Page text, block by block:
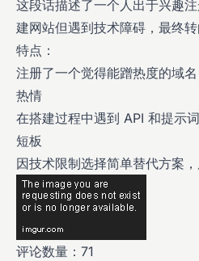
这段话描述了一个人出于兴趣
建网站但遇到技术障碍，最终转
特点：
注册了一个觉得能蹭热度的域
热情
在搭建过程中遇到 API 和提示
短板
因技术限制选择简单替代方案
评论数量：71